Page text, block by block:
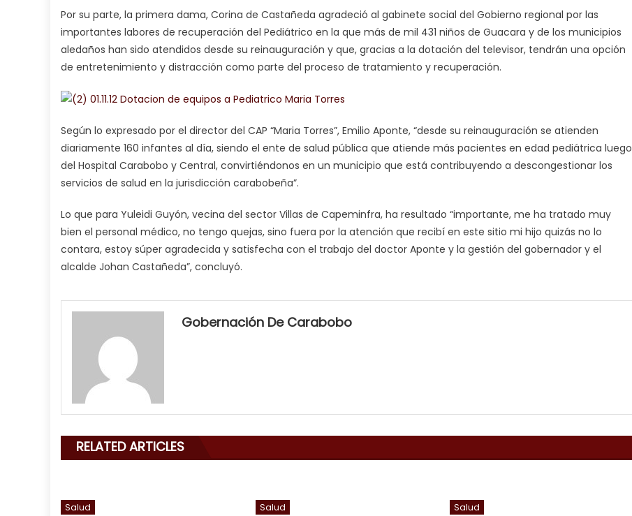
Por su parte, la primera dama, Corina de Castañeda agradeció al gabinete social del Gobierno regional por las
importantes labores de recuperación del Pediátrico en la que más de mil 431 niños de Guacara y de los municipios
aledaños han sido atendidos desde su reinauguración y que, gracias a la dotación del televisor, tendrán una opción
de entretenimiento y distracción como parte del proceso de tratamiento y recuperación.
Según lo expresado por el director del CAP “Maria Torres”, Emilio Aponte, “desde su reinauguración se atienden
diariamente 160 infantes al día, siendo el ente de salud pública que atiende más pacientes en edad pediátrica luego
del Hospital Carabobo y Central, convirtiéndonos en un municipio que está contribuyendo a descongestionar los
servicios de salud en la jurisdicción carabobeña”.
Lo que para Yuleidi Guyón, vecina del sector Villas de Capeminfra, ha resultado “importante, me ha tratado muy
bien el personal médico, no tengo quejas, sino fuera por la atención que recibí en este sitio mi hijo quizás no lo
contara, estoy súper agradecida y satisfecha con el trabajo del doctor Aponte y la gestión del gobernador y el
alcalde Johan Castañeda”, concluyó.
my
neighbor
his
cum,
a
Gobernación De Carabobo
RELATED ARTICLES
Salud Salud Salud